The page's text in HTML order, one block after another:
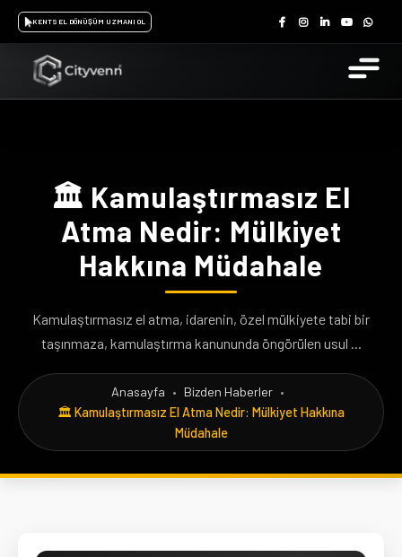
KENTSEL DÖNÜŞÜM UZMANI OL
🏛️ Kamulaştırmasız El
Atma Nedir: Mülkiyet
Hakkına Müdahale
Kamulaştırmasız el atma, idarenin, özel mülkiyete tabi bir
taşınmaza, kamulaştırma kanununda öngörülen usul ...
Anasayfa • Bizden Haberler •
🏛️ Kamulaştırmasız El Atma Nedir: Mülkiyet Hakkına
Müdahale